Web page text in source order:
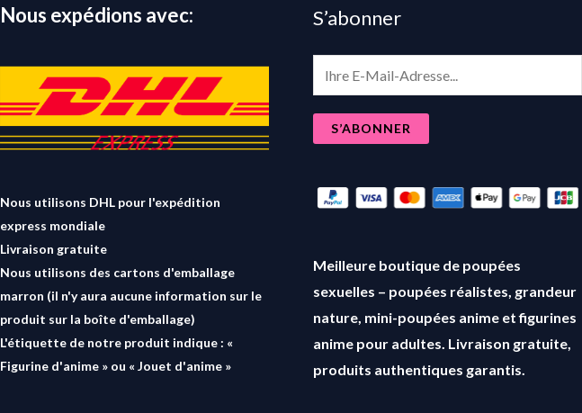
Nous expédions avec:
Nous utilisons DHL pour l'expédition
express mondiale
Livraison gratuite
Nous utilisons des cartons d'emballage
marron (il n'y aura aucune information sur le
produit sur la boîte d'emballage)
L'étiquette de notre produit indique : «
Figurine d'anime » ou « Jouet d'anime »
S’abonner
m
a
i
S’ABONNER
Meilleure boutique de poupées
sexuelles – poupées réalistes, grandeur
nature, mini-poupées anime et figurines
anime pour adultes. Livraison gratuite,
produits authentiques garantis.